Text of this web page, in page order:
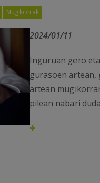
Mugikorrak
2024/01/11
Inguruan gero
gurasoen artean,
artean
pilean nabari
+